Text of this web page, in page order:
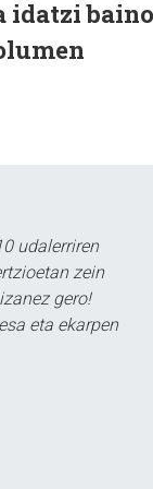
idatzi baino
udalerriren
zein
gero!
eta ekarpen